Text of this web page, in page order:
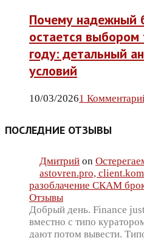
Почему надежный
остается
году: детальный
условий
10/03/20261
ПОСЛЕДНИЕ ОТЗЫВЫ
Дмитрий on
astovren.pro,
разоблачение СКАМ
Отзывы
Добрый день. Finance
вместно с типо
дают потом вывести.